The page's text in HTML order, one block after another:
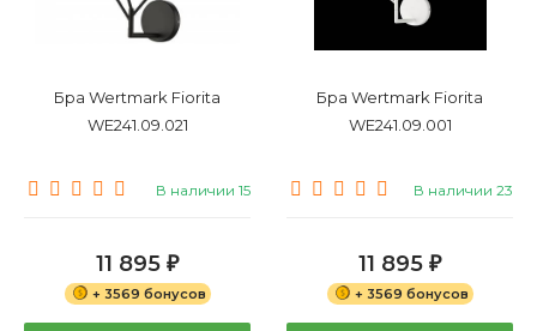
Бра Wertmark Fiorita
WE241.09.021
В наличии 15
11 895 ₽
+ 3569 бонусов
Бра Wertmark Fiorita
WE241.09.001
В наличии 23
11 895 ₽
+ 3569 бонусов